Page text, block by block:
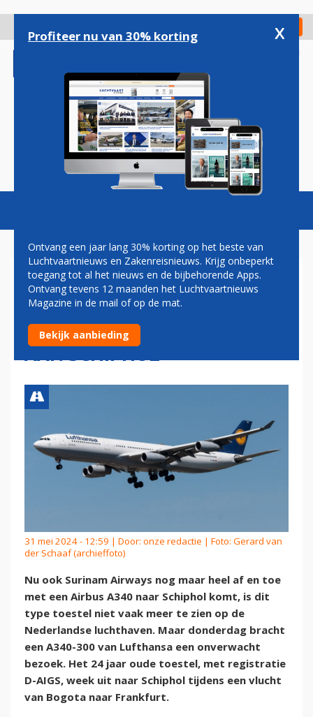
gaan
Check in
Magazine Podcasts Vacatures
AIRBUS A340 VAN
LUFTHANSA BRENGT
ONVERWACHTS BEZOEKJE
AAN SCHIPHOL
31 mei 2024 - 12:59 | Door: onze redactie | Foto: Gerard van
der Schaaf (archieffoto)
Nu ook Surinam Airways nog maar heel af en toe
met een Airbus A340 naar Schiphol komt, is dit
type toestel niet vaak meer te zien op de
Nederlandse luchthaven. Maar donderdag bracht
een A340-300 van Lufthansa een onverwacht
bezoek. Het 24 jaar oude toestel, met registratie
D-AIGS, week uit naar Schiphol tijdens een vlucht
van Bogota naar Frankfurt.
Profiteer nu van 30% korting x
Ontvang een jaar lang 30% korting op het beste van
Luchtvaartnieuws en Zakenreisnieuws. Krijg onbeperkt
toegang tot al het nieuws en de bijbehorende Apps.
Ontvang tevens 12 maanden het Luchtvaartnieuws
Magazine in de mail of op de mat.
Bekijk aanbieding